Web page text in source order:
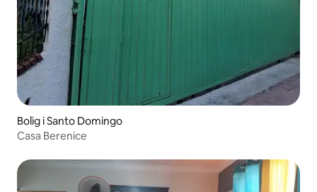
Bolig i Santo Domingo
Casa Berenice